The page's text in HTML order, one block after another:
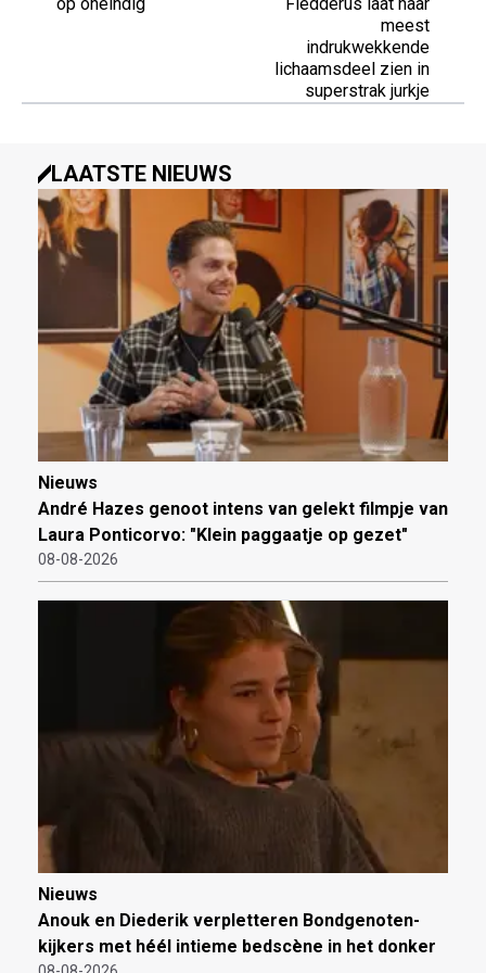
meest
indrukwekkende
lichaamsdeel zien in
superstrak jurkje
LAATSTE NIEUWS
Nieuws
André Hazes genoot intens van gelekt filmpje van
Laura Ponticorvo: "Klein paggaatje op gezet"
08-08-2026
Nieuws
Anouk en Diederik verpletteren Bondgenoten-
kijkers met héél intieme bedscène in het donker